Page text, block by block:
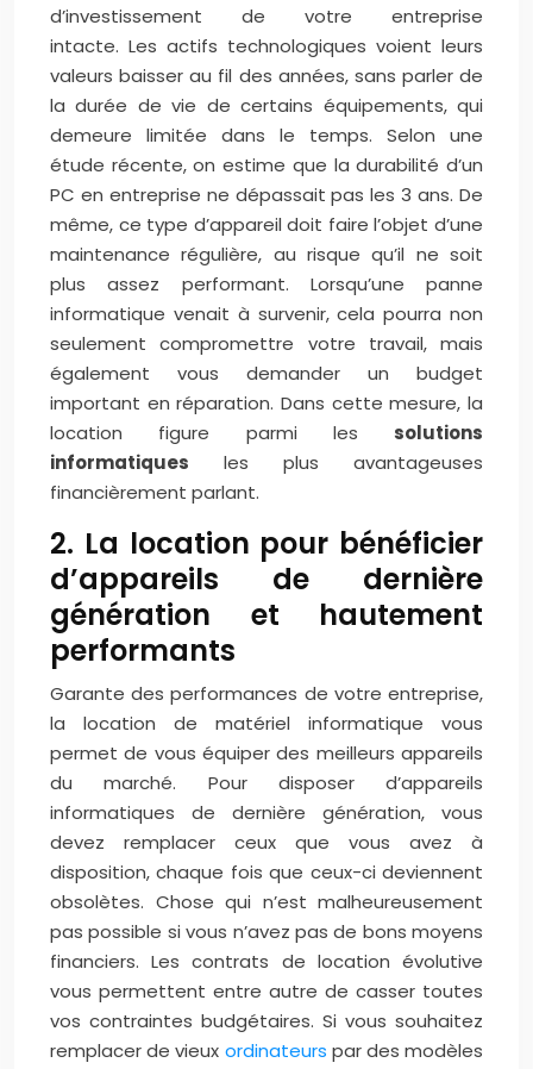
d’investissement de votre entreprise
intacte. Les actifs technologiques voient leurs
valeurs baisser au fil des années, sans parler de
la durée de vie de certains équipements, qui
demeure limitée dans le temps. Selon une
étude récente, on estime que la durabilité d’un
PC en entreprise ne dépassait pas les 3 ans. De
même, ce type d’appareil doit faire l’objet d’une
maintenance régulière, au risque qu’il ne soit
plus assez performant. Lorsqu’une panne
informatique venait à survenir, cela pourra non
seulement compromettre votre travail, mais
également vous demander un budget
important en réparation. Dans cette mesure, la
location figure parmi les solutions
informatiques les plus avantageuses
financièrement parlant.
2. La location pour bénéficier
d’appareils de dernière
génération et hautement
performants
Garante des performances de votre entreprise,
la location de matériel informatique vous
permet de vous équiper des meilleurs appareils
du marché. Pour disposer d’appareils
informatiques de dernière génération, vous
devez remplacer ceux que vous avez à
disposition, chaque fois que ceux-ci deviennent
obsolètes. Chose qui n’est malheureusement
pas possible si vous n’avez pas de bons moyens
financiers.Les contrats de location évolutive
vous permettent entre autre de casser toutes
vos contraintes budgétaires. Si vous souhaitez
remplacer de vieux ordinateurs par des modèles